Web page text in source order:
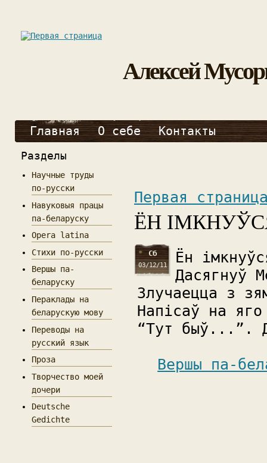
Алексей
Главная О себе Контакты
Разделы
Научные труды
по-русски
Навуковыя працы
па-беларуску
Opera latina
Стихи по-русски
Вершы па-
беларуску
Пераклады на
беларускую мову
Переводы на
русский язык
Проза
Творчество моей
дочери
Deutsche
Gedichte
Первая
ЁН
Сб
03/12/11
Ён
Дасягнуў
Злучаецца з
Напісаў на
“Тут быў...”.
Вершы па-